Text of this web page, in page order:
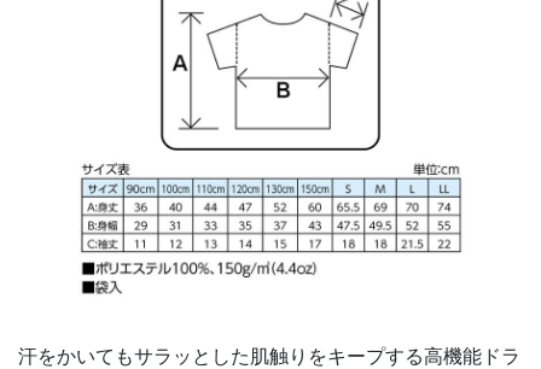
汗をかいてもサラッとした肌触りをキープする高機能ドラ